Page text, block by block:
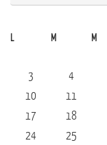
L
M M
3
4
10
11
17
18
24
25